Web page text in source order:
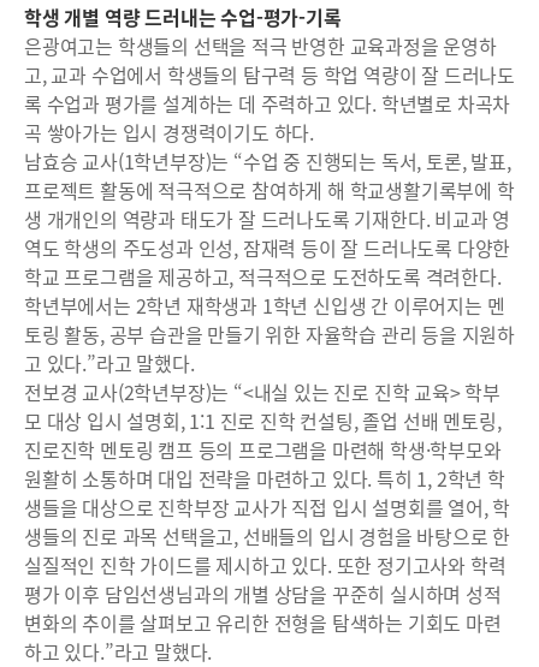
학생 개별 역량 드러내는 수업-평가-기록
은광여고는 학생들의 선택을 적극 반영한 교육과정을 운영하
고, 교과 수업에서 학생들의 탐구력 등 학업 역량이 잘 드러나도
록 수업과 평가를 설계하는 데 주력하고 있다. 학년별로 차곡차
곡 쌓아가는 입시 경쟁력이기도 하다.
남효승 교사(1학년부장)는 “수업 중 진행되는 독서, 토론, 발표,
프로젝트 활동에 적극적으로 참여하게 해 학교생활기록부에 학
생 개개인의 역량과 태도가 잘 드러나도록 기재한다. 비교과 영
역도 학생의 주도성과 인성, 잠재력 등이 잘 드러나도록 다양한
학교 프로그램을 제공하고, 적극적으로 도전하도록 격려한다.
학년부에서는 2학년 재학생과 1학년 신입생 간 이루어지는 멘
토링 활동, 공부 습관을 만들기 위한 자율학습 관리 등을 지원하
고 있다.”라고 말했다.
전보경 교사(2학년부장)는 “<내실 있는 진로 진학 교육> 학부
모 대상 입시 설명회, 1:1 진로 진학 컨설팅, 졸업 선배 멘토링,
진로진학 멘토링 캠프 등의 프로그램을 마련해 학생·학부모와
원활히 소통하며 대입 전략을 마련하고 있다. 특히 1, 2학년 학
생들을 대상으로 진학부장 교사가 직접 입시 설명회를 열어, 학
생들의 진로 과목 선택을고, 선배들의 입시 경험을 바탕으로 한
실질적인 진학 가이드를 제시하고 있다. 또한 정기고사와 학력
평가 이후 담임선생님과의 개별 상담을 꾸준히 실시하며 성적
변화의 추이를 살펴보고 유리한 전형을 탐색하는 기회도 마련
하고 있다.”라고 말했다.